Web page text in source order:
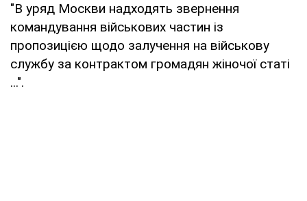
"В уряд Москви надходять звернення
командування військових частин із
пропозицією щодо залучення на військову
службу за контрактом громадян жіночої статі
...".